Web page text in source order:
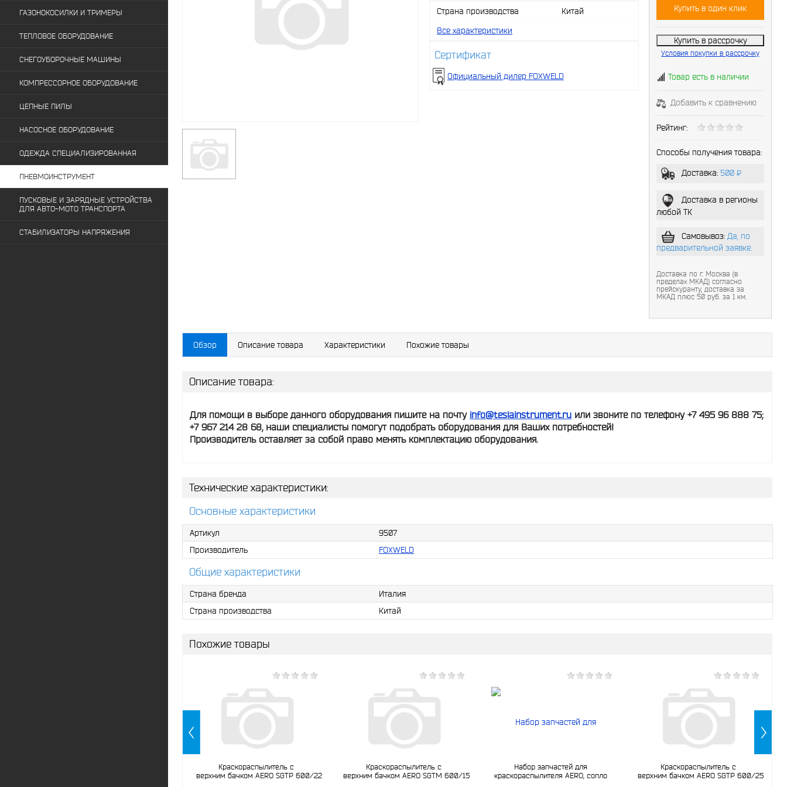
ГАЗОНОКОСИЛКИ И ТРИМЕРЫ
ТЕПЛОВОЕ ОБОРУДОВАНИЕ
СНЕГОУБОРОЧНЫЕ МАШИНЫ
КОМПРЕССОРНОЕ ОБОРУДОВАНИЕ
ЦЕПНЫЕ ПИЛЫ
НАСОСНОЕ ОБОРУДОВАНИЕ
ОДЕЖДА СПЕЦИАЛИЗИРОВАННАЯ
ПНЕВМОИНСТРУМЕНТ
ПУСКОВЫЕ И ЗАРЯДНЫЕ УСТРОЙСТВА
ДЛЯ АВТО-МОТО ТРАНСПОРТА
СТАБИЛИЗАТОРЫ НАПРЯЖЕНИЯ
Страна производства Китай
Все характеристики
Сертификат
Официальный дилер FOXWELD
Купить в один клик
Купить в рассрочку
Условия покупки в рассрочку
Товар есть в наличии
Добавить к сравнению
Рейтинг:
Способы получения товара:
Доставка: 500P
-
Доставка в регионы
любой ТК
Самовывоз: Да, по
предварительной заявке.
Доставка по г. Москва (в
пределах МКАД) согласно
прейскуранту, доставка за
МКАД плюс 50 руб. за 1 км.
Обзор Описание товара Характеристики Похожие товары
Описание товара:
Для помощи в выборе данного оборудования пишите на почту info@teslainstrument.ru или звоните по телефону +7 495 96 888 75;
+7 967 214 28 68, наши специалисты помогут подобрать оборудования для Ваших потребностей!
Производитель оставляет за собой право менять комплектацию оборудования.
Технические характеристики:
Основные характеристики
Артикул
9507
Производитель
FOXWELD
Общие характеристики
Страна бренда
Италия
Страна производства
Китай
Похожие товары
Краскораспылитель с
верхним бачком AERO SGTP 600/22
Краскораспылитель с
верхним бачком AERO SGTM 600/15
Набор запчастей для
краскораспылителя AERO, сопло
Краскораспылитель с
верхним бачком AERO SGTP 600/25